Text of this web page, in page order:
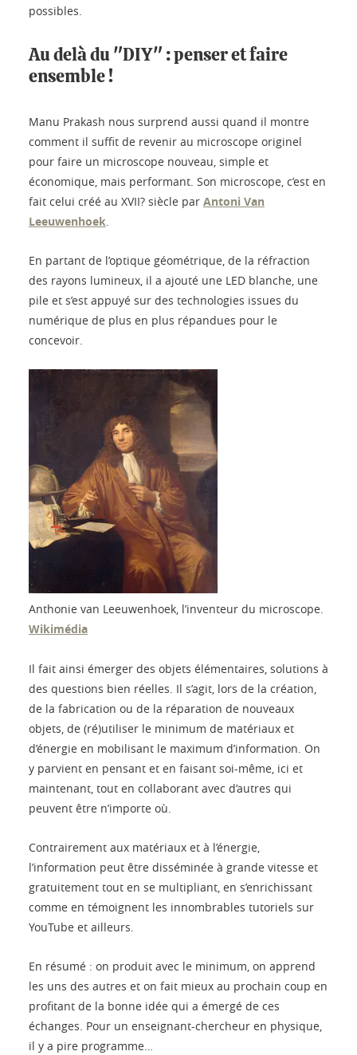
possibles.
Au delà du "DIY" : penser et faire
ensemble !
Manu Prakash nous surprend aussi quand il montre
comment il suffit de revenir au microscope originel
pour faire un microscope nouveau, simple et
économique, mais performant. Son microscope, c’est en
fait celui créé au XVII? siècle par Antoni Van
Leeuwenhoek.
En partant de l’optique géométrique, de la réfraction
des rayons lumineux, il a ajouté une LED blanche, une
pile et s’est appuyé sur des technologies issues du
numérique de plus en plus répandues pour le
concevoir.
Anthonie van Leeuwenhoek, l’inventeur du microscope.
Wikimédia
Il fait ainsi émerger des objets élémentaires, solutions à
des questions bien réelles. Il s’agit, lors de la création,
de la fabrication ou de la réparation de nouveaux
objets, de (ré)utiliser le minimum de matériaux et
d’énergie en mobilisant le maximum d’information. On
y parvient en pensant et en faisant soi-même, ici et
maintenant, tout en collaborant avec d’autres qui
peuvent être n’importe où.
Contrairement aux matériaux et à l’énergie,
l’information peut être disséminée à grande vitesse et
gratuitement tout en se multipliant, en s’enrichissant
comme en témoignent les innombrables tutoriels sur
YouTube et ailleurs.
En résumé : on produit avec le minimum, on apprend
les uns des autres et on fait mieux au prochain coup en
profitant de la bonne idée qui a émergé de ces
échanges. Pour un enseignant-chercheur en physique,
il y a pire programme…